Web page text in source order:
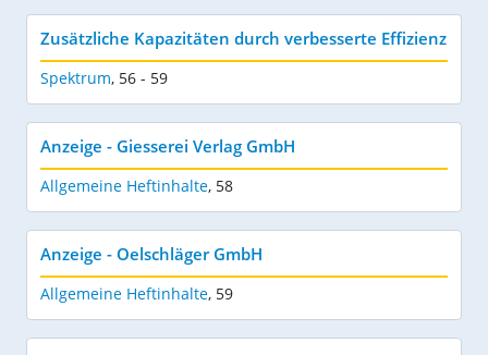
Zusätzliche Kapazitäten durch verbesserte Effizienz
Spektrum, 56 - 59
Anzeige - Giesserei Verlag GmbH
Allgemeine Heftinhalte, 58
Anzeige - Oelschläger GmbH
Allgemeine Heftinhalte, 59